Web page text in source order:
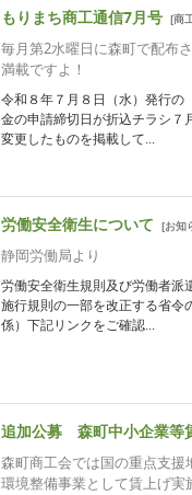
もりまち商工通信7月号 [商
毎月第2水曜日に森町で配布
満載ですよ！
令和８年７月８日（水）発行の
金の申請締切日が折込チラシ７
変更したものを掲載して...
労働安全衛生について [お知
静岡労働局より
労働安全衛生規則及び労働者派
施行規則の一部を改正する省令
係）下記リンクをご確認...
追加公募 森町中小企業等
森町商工会では国の重点支
環境整備事業として賃上げ実